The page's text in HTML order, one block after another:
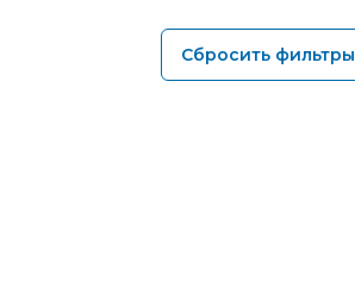
Сбросить фильтры